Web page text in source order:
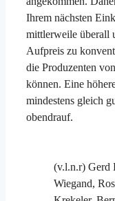
Ihrem nächsten
mittlerweile überall
Aufpreis zu
die Produzenten
können. Eine
mindestens gleich
obendrauf.
(v.l.n.r) Gerd
Wiegand,